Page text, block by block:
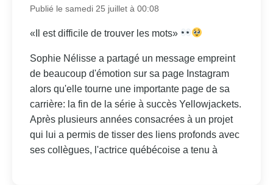
Publié le samedi 25 juillet à 00:08
«Il est difficile de trouver les mots»
Sophie Nélisse a partagé un message empreint
de beaucoup d'émotion sur sa page Instagram
alors qu'elle tourne une importante page de sa
carrière: la fin de la série à succès Yellowjackets.
Après plusieurs années consacrées à un projet
qui lui a permis de tisser des liens profonds avec
ses collègues, l'actrice québécoise a tenu à